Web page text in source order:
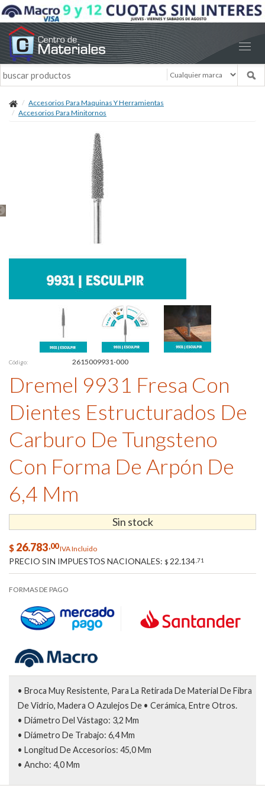
Accesorios Para Maquinas Y Herramientas
Accesorios Para Minitornos
Código: 2615009931-000
Dremel 9931 Fresa Con
Dientes Estructurados De
Carburo De Tungsteno
Con Forma De Arpón De
6,4 Mm
Sin stock
$ 26.783,00IVA Incluido
PRECIO SIN IMPUESTOS NACIONALES: $ 22.134 ,71
FORMAS DE PAGO
• Broca Muy Resistente, Para La Retirada De Material De Fibra
De Vidrio, Madera O Azulejos De • Cerámica, Entre Otros.
• Diámetro Del Vástago: 3,2 Mm
• Diámetro De Trabajo: 6,4 Mm
• Longitud De Accesorios: 45,0 Mm
• Ancho: 4,0 Mm